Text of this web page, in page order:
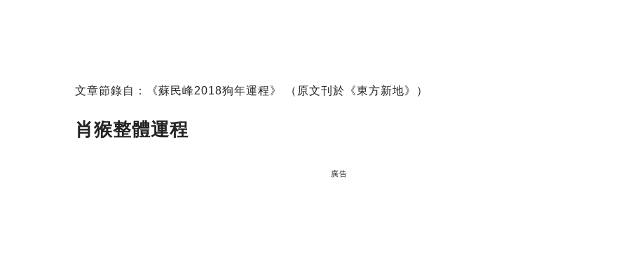
文章節錄自：《蘇民峰2018狗年運程》 （原文刊於《東方新地》）
肖猴整體運程
廣告